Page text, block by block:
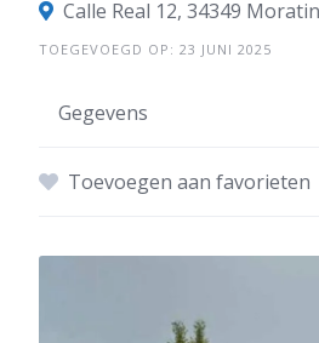
Calle Real 12, 34349
TOEGEVOEGD OP: 23 JUNI 2025
Gegevens
Toevoegen aan favorieten